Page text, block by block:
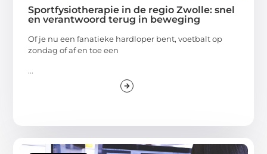
Sportfysiotherapie in de regio Zwolle: snel
en verantwoord terug in beweging
Of je nu een fanatieke hardloper bent, voetbalt op
zondag of af en toe een
...